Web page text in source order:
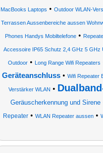
MacBooks Laptops • Outdoor WLAN-
Terrassen Aussenbereiche aussen
Phones Handys Mobiltelefone•
Accessoire IP65 Schutz 2,4 GHz 5 GHz
Outdoor • Long Range Wifi Repeaters
Geräteanschluss• Wifi Repeater
Verstärker WLAN •
Geräuscherkennung und Sirene
Repeater • WLAN Repeater aussen •